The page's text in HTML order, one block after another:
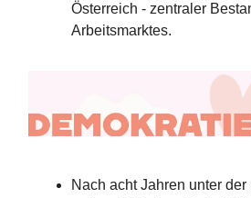
Österreich - zentraler
Arbeitsmarktes.
Nach acht Jahren unter der